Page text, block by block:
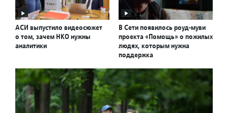
АСИ выпустило видеосюжет
о том, зачем НКО нужны
аналитики
В Сети появилось роуд-муви
проекта «Помощь» о пожилых
людях, которым нужна
поддержка